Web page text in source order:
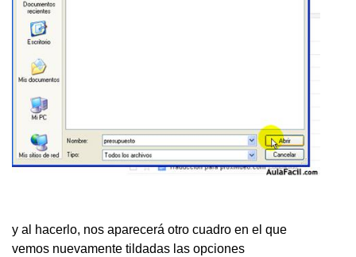
y al hacerlo, nos aparecerá otro cuadro en el que
vemos nuevamente tildadas las opciones